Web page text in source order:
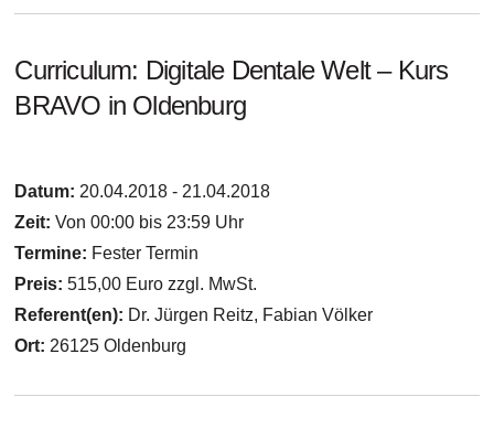
Curriculum: Digitale Dentale Welt – Kurs
BRAVO in Oldenburg
Datum: 20.04.2018 - 21.04.2018
Zeit: Von 00:00 bis 23:59 Uhr
Termine: Fester Termin
Preis: 515,00 Euro zzgl. MwSt.
Referent(en): Dr. Jürgen Reitz, Fabian Völker
Ort: 26125 Oldenburg